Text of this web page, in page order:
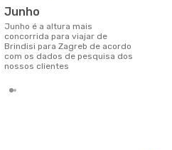
junho
junho é a altura mais
concorrida para viajar de
Brindisi para Zagreb de acordo
com os dados de pesquisa dos
nossos clientes